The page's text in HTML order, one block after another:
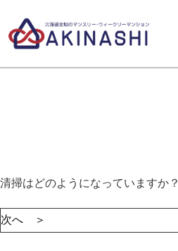
清掃はどのようになっていますか？
次へ ＞